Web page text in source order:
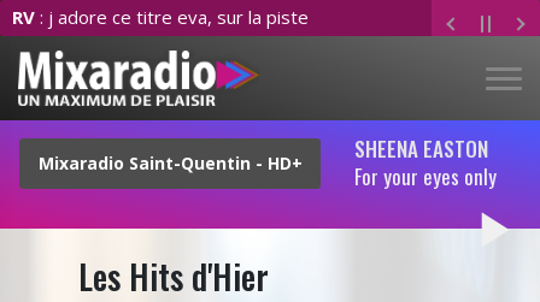
RV : j adore ce titre eva, sur la piste
SHEENA EASTON
For your eyes only
play_arrow
Les Hits d'Hier